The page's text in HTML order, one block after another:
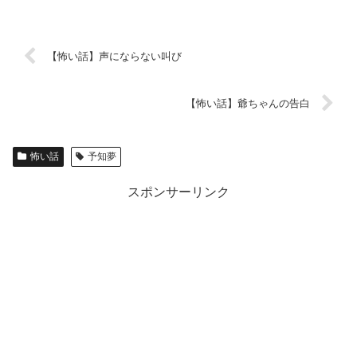
【怖い話】声にならない叫び
【怖い話】爺ちゃんの告白
怖い話 予知夢
スポンサーリンク